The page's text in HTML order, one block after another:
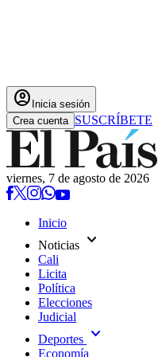
account_circle Inicia sesión
Crea cuenta SUSCRÍBETE
viernes, 7 de agosto de 2026
Inicio
Noticias expand_more
Cali
Licita
Política
Elecciones
Judicial
Deportes expand_more
Economía